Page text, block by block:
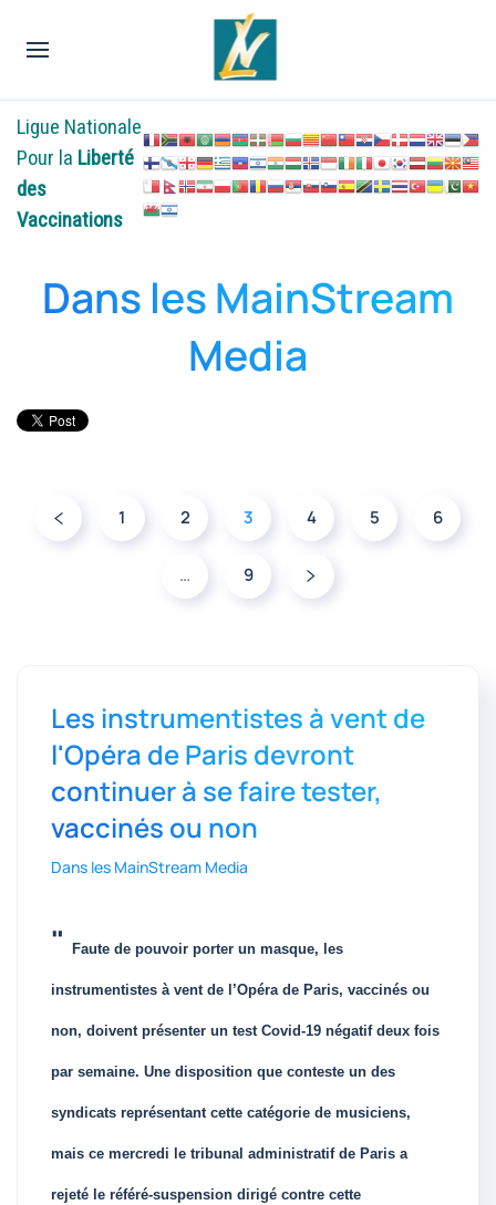
Ligue Nationale
Pour la Liberté
des
Vaccinations
Dans les MainStream
Media
1 2 3 4 5 6
… 9
Les instrumentistes à vent de
l'Opéra de Paris devront
continuer à se faire tester,
vaccinés ou non
Dans les MainStream Media
" Faute de pouvoir porter un masque, les
instrumentistes à vent de l’Opéra de Paris, vaccinés ou
non, doivent présenter un test Covid-19 négatif deux fois
par semaine. Une disposition que conteste un des
syndicats représentant cette catégorie de musiciens,
mais ce mercredi le tribunal administratif de Paris a
rejeté le référé-suspension dirigé contre cette